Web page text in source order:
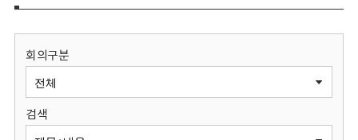
보
원
회의구분
검색